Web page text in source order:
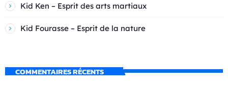
Kid Ken – Esprit des arts martiaux
Kid Fourasse – Esprit de la nature
COMMENTAIRES RÉCENTS